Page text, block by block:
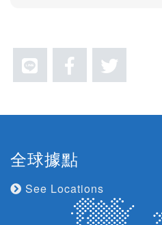
全球據點
See Locations